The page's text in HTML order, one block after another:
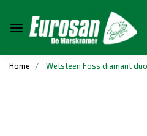
Home Wetsteen Foss diamant